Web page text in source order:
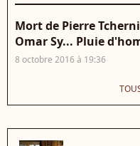
Mort de Pierre
Omar Sy... Pluie
8 octobre 2016 à 19:36